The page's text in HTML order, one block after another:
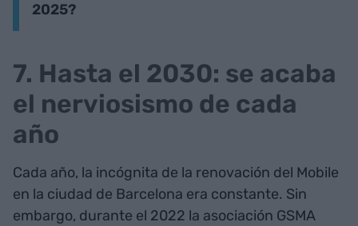
2025?
7. Hasta el 2030: se acaba
el nerviosismo de cada
año
Cada año, la incógnita de la renovación del Mobile
en la ciudad de Barcelona era constante. Sin
embargo, durante el 2022 la asociación GSMA